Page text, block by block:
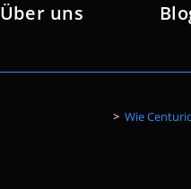
Über uns
> Wie